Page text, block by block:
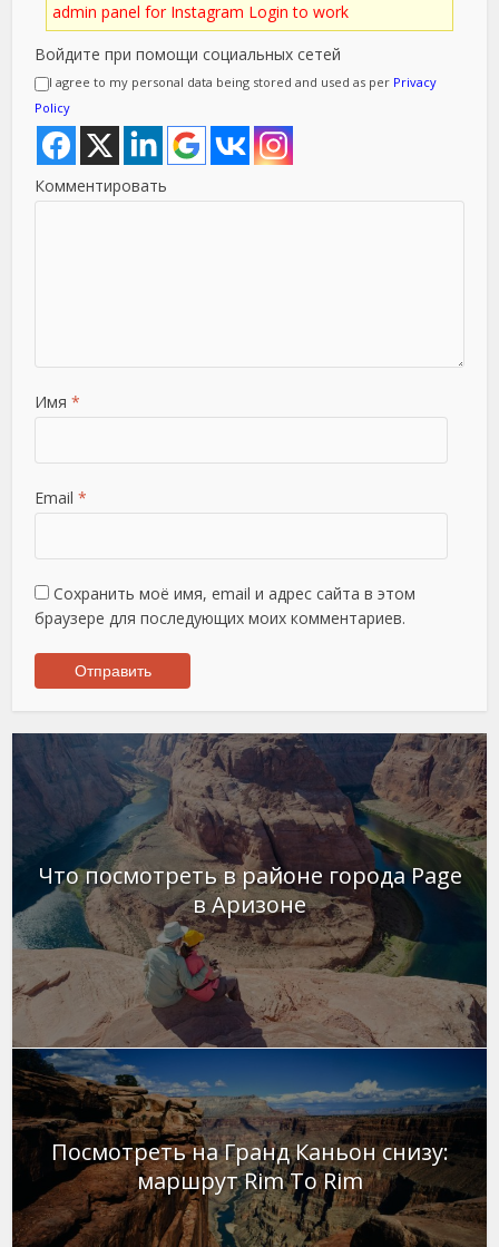
admin panel for Instagram Login to work
Войдите при помощи социальных сетей
I agree to my personal data being stored and used as per Privacy
Policy
Комментировать
Имя *
Email *
Сохранить моё имя, email и адрес сайта в этом
браузере для последующих моих комментариев.
Что посмотреть в районе города Page
в Аризоне
Посмотреть на Гранд Каньон снизу:
маршрут Rim To Rim